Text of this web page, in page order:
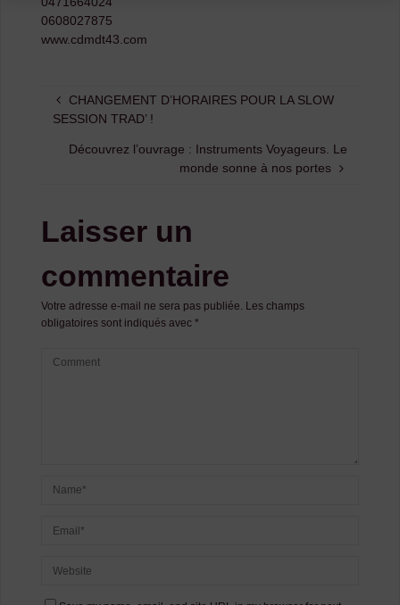
0608027875
www.cdmdt43.com
CHANGEMENT D’HORAIRES POUR LA SLOW
SESSION TRAD’ !
Découvrez l’ouvrage : Instruments Voyageurs. Le
monde sonne à nos portes
Laisser un
commentaire
Votre adresse e-mail ne sera pas publiée. Les champs
obligatoires sont indiqués avec *